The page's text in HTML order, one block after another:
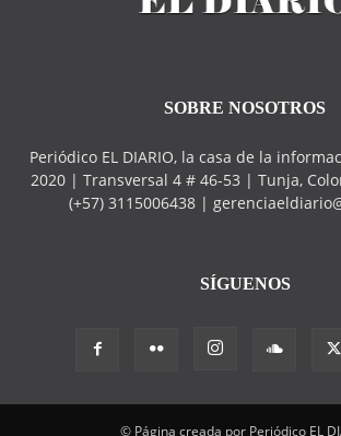
SOBRE NOSOTROS
Periódico EL DIARIO, la casa de la
2020 | Transversal 4 # 46-53 | Tunja,
(+57) 3115006438 |
SÍGUENOS
© Página creada por Periódico EL